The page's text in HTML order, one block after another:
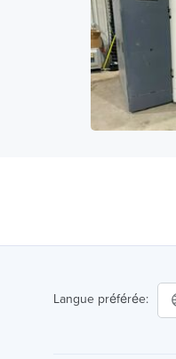
Langue préférée: